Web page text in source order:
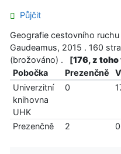
Půjčit
Geografie cestovního
Gaudeamus, 2015 . 160
(brožováno) .
[176, z
Pobočka
Prezenčně
Univerzitní
knihovna
UHK
0
Prezenčně 2 0